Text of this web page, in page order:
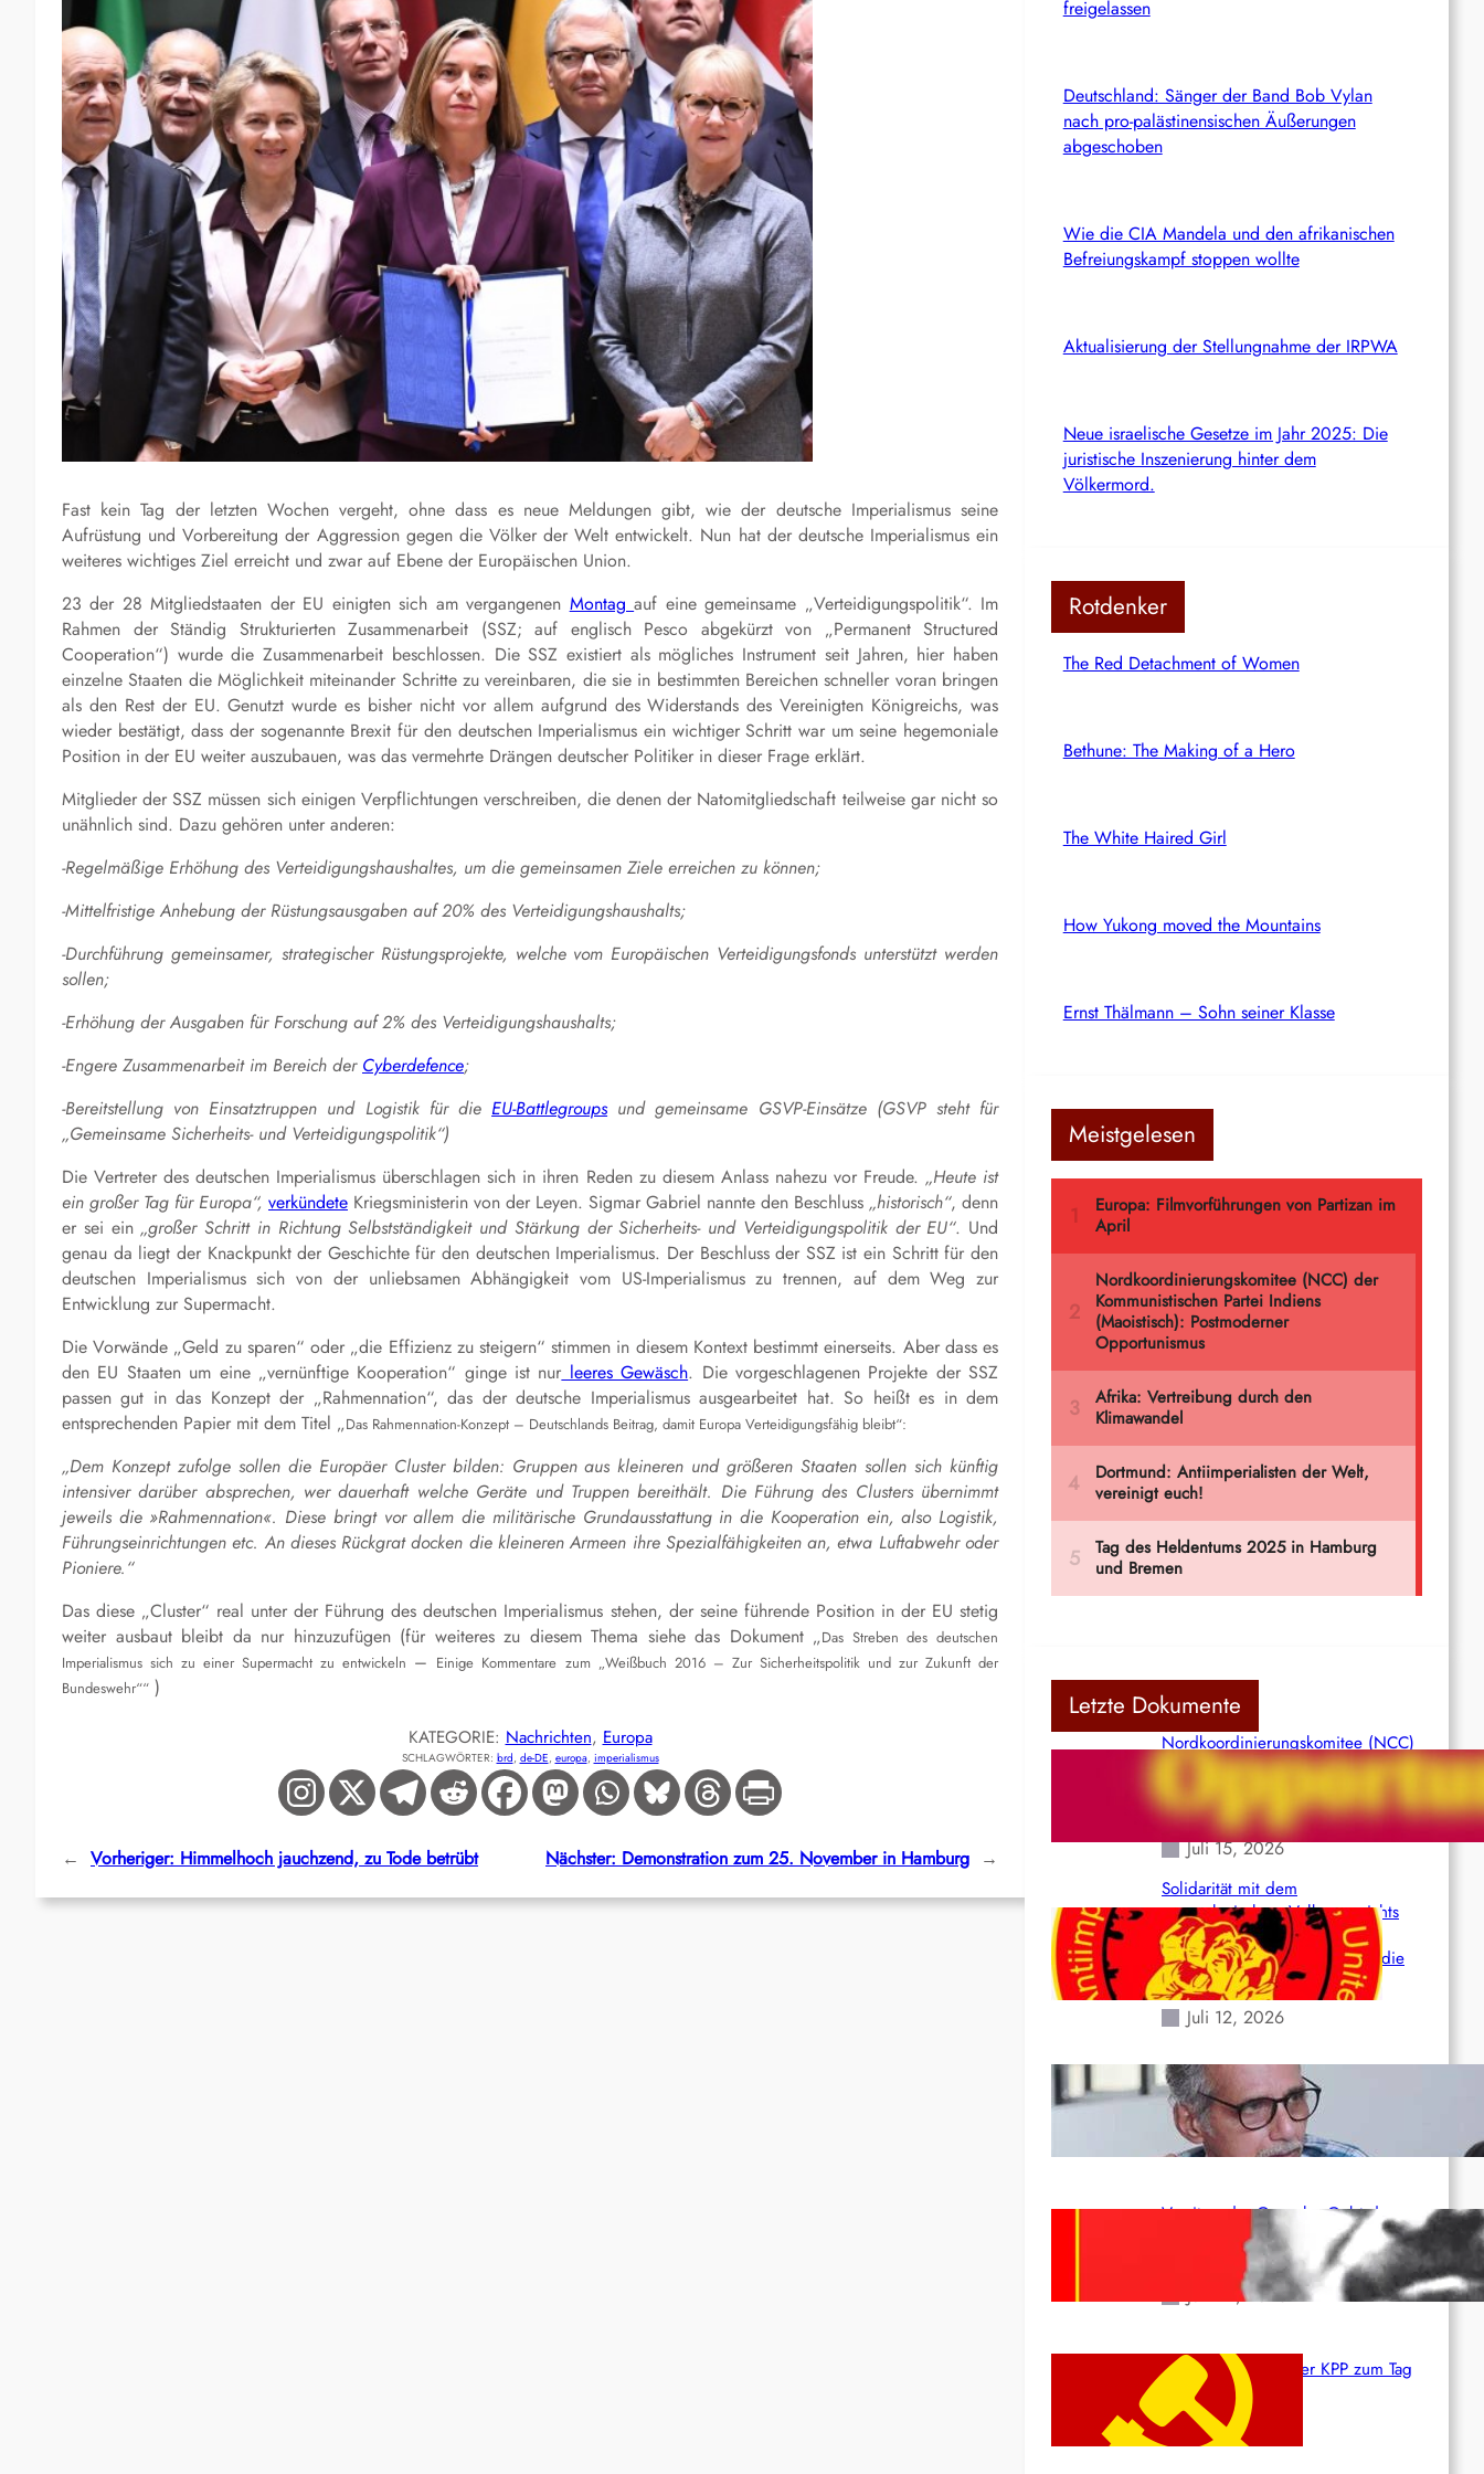
Fast kein Tag der letzten Wochen vergeht, ohne dass es neue Meldungen gibt, wie der deutsche Imperialismus seine
Aufrüstung und Vorbereitung der Aggression gegen die Völker der Welt entwickelt. Nun hat der deutsche Imperialismus ein
weiteres wichtiges Ziel erreicht und zwar auf Ebene der Europäischen Union.
23 der 28 Mitgliedstaaten der EU einigten sich am vergangenen Montagauf eine gemeinsame „Verteidigungspolitik“. Im
Rahmen der Ständig Strukturierten Zusammenarbeit (SSZ; auf englisch Pesco abgekürzt von „Permanent Structured
Cooperation“) wurde die Zusammenarbeit beschlossen. Die SSZ existiert als mögliches Instrument seit Jahren, hier haben
einzelne Staaten die Möglichkeit miteinander Schritte zu vereinbaren, die sie in bestimmten Bereichen schneller voran bringen
als den Rest der EU. Genutzt wurde es bisher nicht vor allem aufgrund des Widerstands des Vereinigten Königreichs, was
wieder bestätigt, dass der sogenannte Brexit für den deutschen Imperialismus ein wichtiger Schritt war um seine hegemoniale
Position in der EU weiter auszubauen, was das vermehrte Drängen deutscher Politiker in dieser Frage erklärt.
Mitglieder der SSZ müssen sich einigen Verpflichtungen verschreiben, die denen der Natomitgliedschaft teilweise gar nicht so
unähnlich sind. Dazu gehören unter anderen:
-Regelmäßige Erhöhung des Verteidigungshaushaltes, um die gemeinsamen Ziele erreichen zu können;
-Mittelfristige Anhebung der Rüstungsausgaben auf 20% des Verteidigungshaushalts;
-Durchführung gemeinsamer, strategischer Rüstungsprojekte, welche vom Europäischen Verteidigungsfonds unterstützt werden
sollen;
-Erhöhung der Ausgaben für Forschung auf 2% des Verteidigungshaushalts;
-Engere Zusammenarbeit im Bereich der Cyberdefence;
-Bereitstellung von Einsatztruppen und Logistik für dieEU-Battlegroupsund gemeinsame GSVP-Einsätze (GSVP steht für
„Gemeinsame Sicherheits- und Verteidigungspolitik“)
Die Vertreter des deutschen Imperialismus überschlagen sich in ihren Reden zu diesem Anlass nahezu vor Freude. „Heute ist
ein großer Tag für Europa“, verkündete Kriegsministerin von der Leyen. Sigmar Gabriel nannte den Beschluss „historisch“, denn
er sei ein „großer Schritt in Richtung Selbstständigkeit und Stärkung der Sicherheits- und Verteidigungspolitik der EU“. Und
genau da liegt der Knackpunkt der Geschichte für den deutschen Imperialismus. Der Beschluss der SSZ ist ein Schritt für den
deutschen Imperialismus sich von der unliebsamen Abhängigkeit vom US-Imperialismus zu trennen, auf dem Weg zur
Entwicklung zur Supermacht.
Die Vorwände „Geld zu sparen“ oder „die Effizienz zu steigern“ stimmen in diesem Kontext bestimmt einerseits. Aber dass es
den EU Staaten um eine „vernünftige Kooperation“ ginge ist nur leeres Gewäsch. Die vorgeschlagenen Projekte der SSZ
passen gut in das Konzept der „Rahmennation“, das der deutsche Imperialismus ausgearbeitet hat. So heißt es in dem
entsprechenden Papier mit dem Titel „Das Rahmennation-Konzept – Deutschlands Beitrag, damit Europa Verteidigungsfähig bleibt“:
„Dem Konzept zufolge sollen die Europäer Cluster bilden: Gruppen aus kleineren und größeren Staaten sollen sich künftig
intensiver darüber absprechen, wer dauerhaft welche Geräte und Truppen bereithält. Die Führung des Clusters übernimmt
jeweils die »Rahmennation«. Diese bringt vor allem die militärische Grundausstattung in die Kooperation ein, also Logistik,
Führungseinrichtungen etc. An dieses Rückgrat docken die kleineren Armeen ihre Spezialfähigkeiten an, etwa Luftabwehr oder
Pioniere.“
Das diese „Cluster“ real unter der Führung des deutschen Imperialismus stehen, der seine führende Position in der EU stetig
weiter ausbaut bleibt da nur hinzuzufügen (für weiteres zu diesem Thema siehe das Dokument „Das Streben des deutschen
Imperialismus sich zu einer Supermacht zu entwickeln – Einige Kommentare zum „Weißbuch 2016 – Zur Sicherheitspolitik und zur Zukunft der
Bundeswehr““ )
KATEGORIE: Nachrichten, Europa
SCHLAGWÖRTER: brd, de-DE, europa, imperialismus
← Vorheriger: Himmelhoch jauchzend, zu Tode betrübt Nächster: Demonstration zum 25. November in Hamburg →
freigelassen
Deutschland: Sänger der Band Bob Vylan
nach pro-palästinensischen Äußerungen
abgeschoben
Wie die CIA Mandela und den afrikanischen
Befreiungskampf stoppen wollte
Aktualisierung der Stellungnahme der IRPWA
Neue israelische Gesetze im Jahr 2025: Die
juristische Inszenierung hinter dem
Völkermord.
Rotdenker
The Red Detachment of Women
Bethune: The Making of a Hero
The White Haired Girl
How Yukong moved the Mountains
Ernst Thälmann – Sohn seiner Klasse
Meistgelesen
Letzte Dokumente
Nordkoordinierungskomitee (NCC)
der Kommunistischen Partei Indiens
(Maoistisch): Postmoderner
Opportunismus
Juli 15, 2026
Solidarität mit dem
venezolanischem Volk angesichts
der verlorenen Leben und der
katastrophalen Situation durch die
Erdbeben des 24. Juni!
Juli 12, 2026
Indien: „Die Politik der
Kapitulation“ von K. Murali (Ajith)
Juli 1, 2026
Vorsitzender Gonzalo: Gebt das
Leben für die Partei und die
Juni 19, 2026
Beschluss des ZK der KPP zum Tag
des Heldentums
Juni 19, 2026